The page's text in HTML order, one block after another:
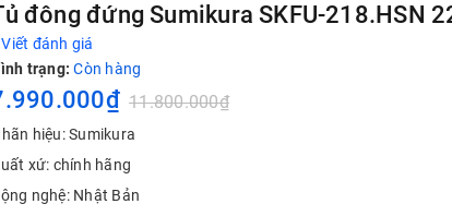
đông đứng Sumikura SKFU-218.HSN
Viết đánh giá
trạng: Còn hàng
11.800.000₫
hiệu: Sumikura
xứ: chính hãng
nghệ: Nhật Bản